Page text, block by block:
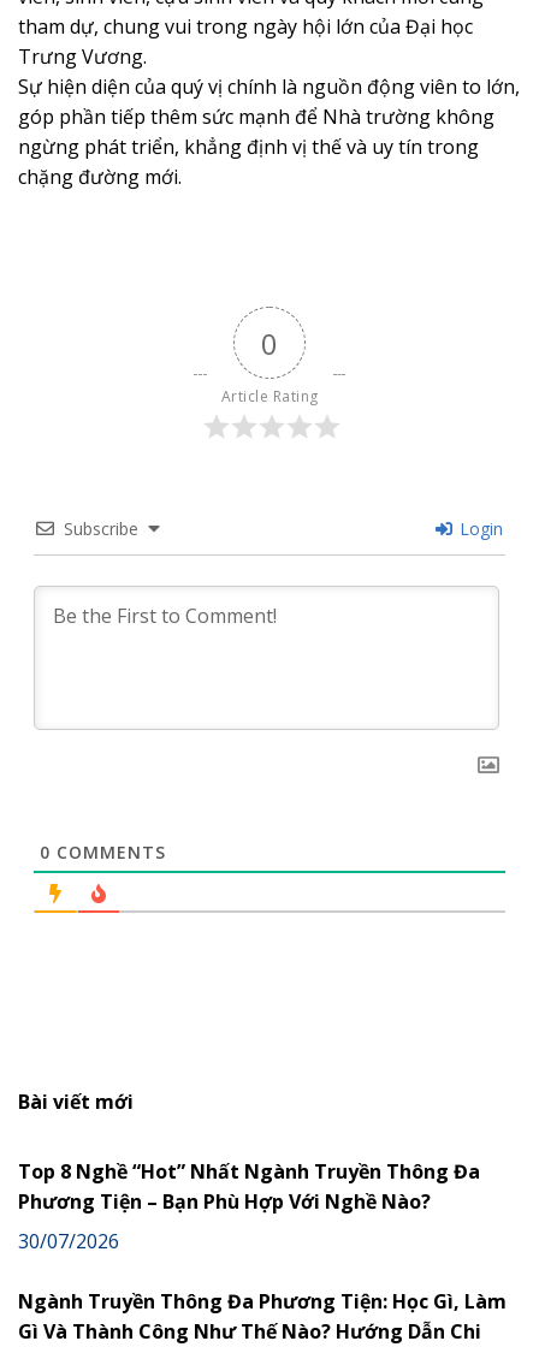
tham dự, chung vui trong ngày hội lớn của Đại học
Trưng Vương.
Sự hiện diện của quý vị chính là nguồn động viên to lớn,
góp phần tiếp thêm sức mạnh để Nhà trường không
ngừng phát triển, khẳng định vị thế và uy tín trong
chặng đường mới.
0
Article Rating
Subscribe Login
0 COMMENTS
Bài viết mới
Top 8 Nghề “Hot” Nhất Ngành Truyền Thông Đa
Phương Tiện – Bạn Phù Hợp Với Nghề Nào?
30/07/2026
Ngành Truyền Thông Đa Phương Tiện: Học Gì, Làm
Gì Và Thành Công Như Thế Nào? Hướng Dẫn Chi